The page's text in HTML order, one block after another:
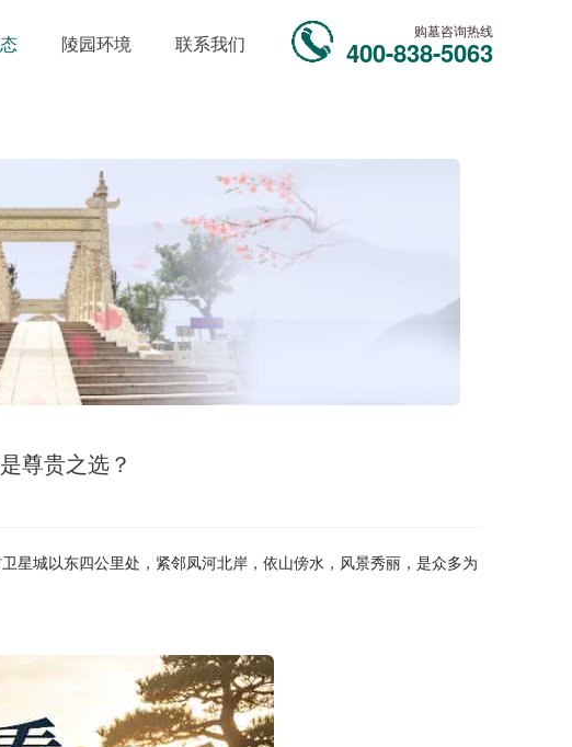
陵园环境 联系我们
购墓咨询热线
400-838-5063
尊贵之选？
城以东四公里处，紧邻凤河北岸，依山傍水，风景秀丽，是众多为